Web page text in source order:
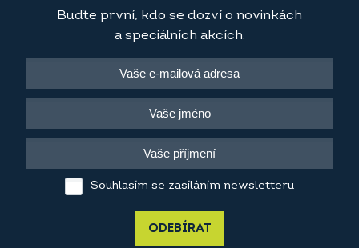
Buďte první, kdo se dozví o novinkách
a speciálních akcích.
Souhlasím se zasíláním newsletteru
ODEBÍRAT